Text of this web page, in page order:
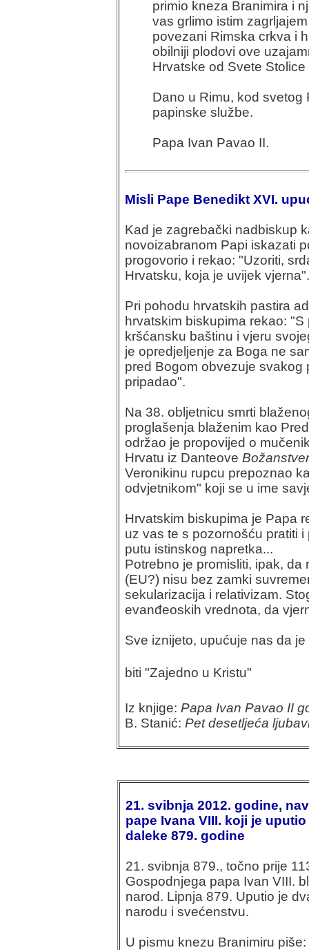
primio kneza Branimira i
vas grlimo istim
povezani Rimska crkva i
obilniji plodovi ove
Hrvatske od Svete
Dano u Rimu, kod svetog
papinske službe.
Papa Ivan Pavao II.
Misli Pape Benedikt XVI.
Kad je zagrebački nadbiskup
novoizabranom Papi iskazati
progovorio i rekao: "Uzoriti,
Hrvatsku, koja je uvijek vjerna".
Pri pohodu hrvatskih pastira
hrvatskim biskupima rekao:
kršćansku baštinu i vjeru
je opredjeljenje za Boga ne
pred Bogom obvezuje
pripadao".
Na 38. obljetnicu smrti
proglašenja blaženim kao
održao je propovijed o
Hrvatu iz Danteove
Veronikinu rupcu prepoznao
odvjetnikom" koji se u ime
Hrvatskim biskupima je Papa
uz vas te s pozornošću pratiti
putu istinskog napretka...
Potrebno je promisliti, ipak,
(EU?) nisu bez zamki
sekularizacija i relativizam.
evanđeoskih vrednota, da
Sve iznijeto, upućuje nas da
biti "Zajedno u Kristu"
Iz knjige: Papa Ivan Pavao II
B. Stanić: Pet desetljeća
21. svibnja 2012. godine,
pape Ivana VIII. koji je
daleke 879. godine
21. svibnja 879., točno prije
Gospodnjega papa Ivan VIII.
narod. Lipnja 879. Uputio je
narodu i svećenstvu.
U pismu knezu Branimiru piše: